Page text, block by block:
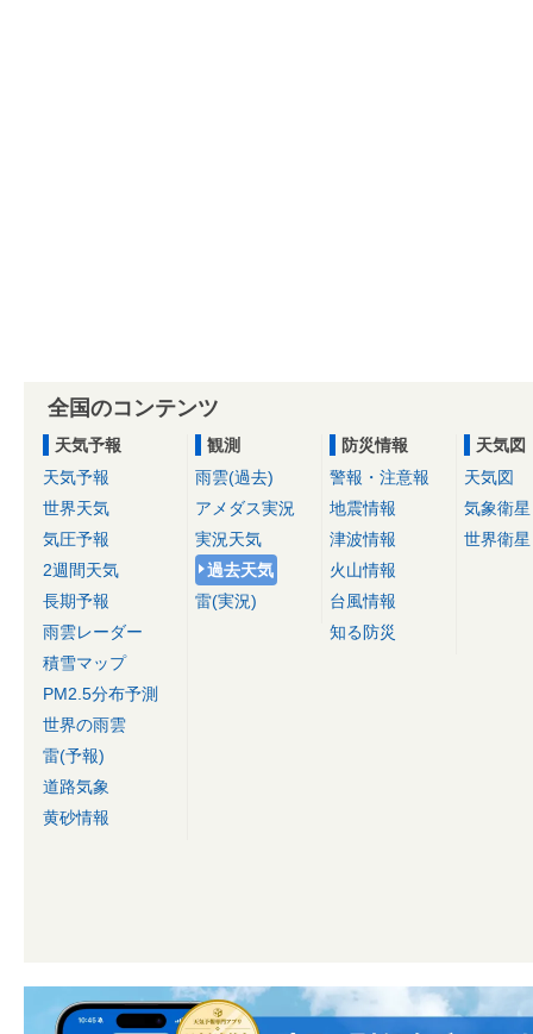
全国のコンテンツ
天気予報
天気予報
世界天気
気圧予報
2週間天気
長期予報
雨雲レーダー
積雪マップ
PM2.5分布予測
世界の雨雲
雷(予報)
道路気象
黄砂情報
観測
雨雲(過去)
アメダス実況
実況天気
過去天気
雷(実況)
防災情報
警報・注意報
地震情報
津波情報
火山情報
台風情報
知る防災
天気図
天気図
気象衛星
世界衛星